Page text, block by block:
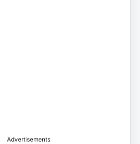
Advertisements